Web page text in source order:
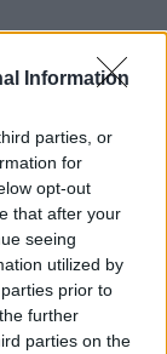
Information
parties, or
for
opt-out
that after your
seeing
utilized by
prior to
further
parties on the
az európai
és Irán közti
hevesen a